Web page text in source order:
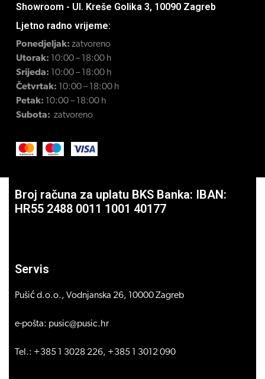
Showroom - Ul. Kreše Golika 3, 10090 Zagreb
Ljetno radno vrijeme:
Ponedjeljak: zatvoreno
Utorak: 10:00 – 18:00 h
Srijeda: 10:00 – 18:00 h
Četvrtak: 10:00 – 18:00 h
Petak: 10:00 – 18:00 h
Subota: zatvoreno
Broj računa za uplatu BKS Banka: IBAN:
HR55 2488 0011 1001 40177
Servis
Pušić d.o.o., Vodnjanska 26, 10000 Zagreb
e-pošta: pusic@pusic.hr
Tel.: +385 1 3028 226, +385 1 3012 090